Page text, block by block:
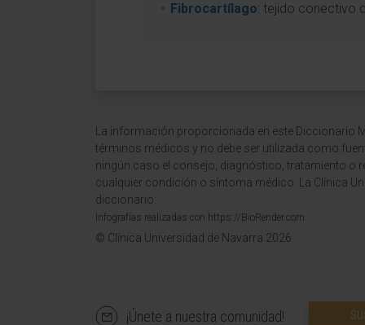
Fibrocartílago: tejido conectivo
La información proporcionada en este Diccionario
términos médicos y no debe ser utilizada como
ningún caso el consejo, diagnóstico, tratamiento o
cualquier condición o síntoma médico. La Clínica
diccionario.
Infografías realizadas con https://BioRender.com
© Clínica Universidad de Navarra 2026
¡Únete a nuestra comunidad!